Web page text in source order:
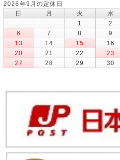
2026年9月の定休日
日
月 火 水
1
2
6
7 8 9
13
14 15 16
20
21 22 23
27
28 29
30